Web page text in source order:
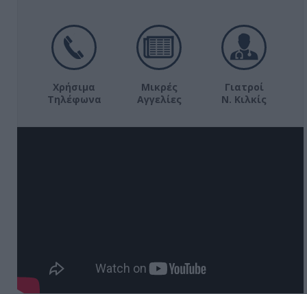
Χρήσιμα
Τηλέφωνα
Μικρές
Αγγελίες
Γιατροί
Ν. Κιλκίς